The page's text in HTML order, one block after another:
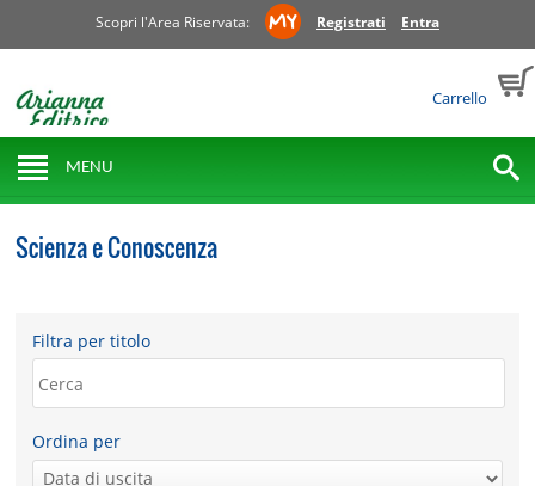
Scopri l'Area Riservata: Registrati Entra
Carrello
MENU
Scienza e Conoscenza
Filtra per titolo
Ordina per